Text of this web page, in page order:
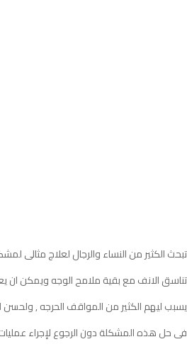
تبحث الكثير من النساء والرجال لعلاج مثالى
تناسق الانف مع بقية ملامح الوجه ويمكن ان
يسبب ليهم الكثير من المواقف الحرجه ,
فى حل هذه المشكلة دون الرجوع لإجراء